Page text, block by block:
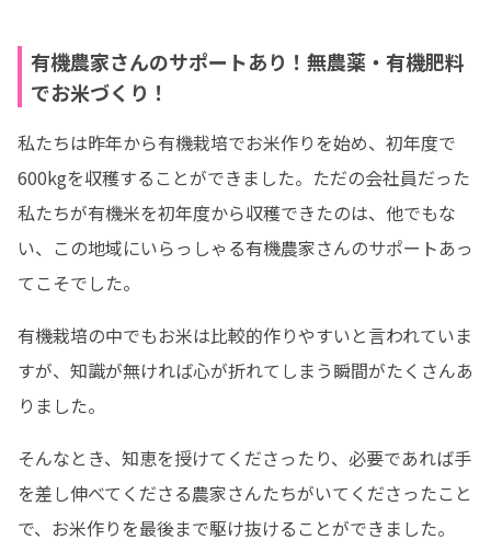
有機農家さんのサポートあり！無農薬・有機肥料
でお米づくり！
私たちは昨年から有機栽培でお米作りを始め、初年度で
600kgを収穫することができました。ただの会社員だった
私たちが有機米を初年度から収穫できたのは、他でもな
い、この地域にいらっしゃる有機農家さんのサポートあっ
てこそでした。
有機栽培の中でもお米は比較的作りやすいと言われていま
すが、知識が無ければ心が折れてしまう瞬間がたくさんあ
りました。
そんなとき、知恵を授けてくださったり、必要であれば手
を差し伸べてくださる農家さんたちがいてくださったこと
で、お米作りを最後まで駆け抜けることができました。